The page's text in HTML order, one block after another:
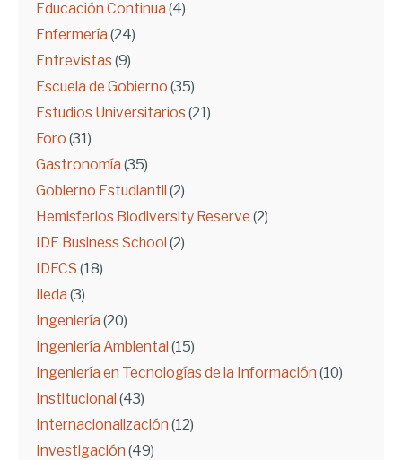
Educación Continua (4)
Enfermería (24)
Entrevistas (9)
Escuela de Gobierno (35)
Estudios Universitarios (21)
Foro (31)
Gastronomía (35)
Gobierno Estudiantil (2)
Hemisferios Biodiversity Reserve (2)
IDE Business School (2)
IDECS (18)
Ileda (3)
Ingeniería (20)
Ingeniería Ambiental (15)
Ingeniería en Tecnologías de la Información (10)
Institucional (43)
Internacionalización (12)
Investigación (49)